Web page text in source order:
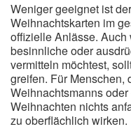
Weniger geeignet ist
Weihnachtskarten im
offizielle Anlässe.
besinnliche oder
vermitteln möchtest,
greifen. Für Menschen,
Weihnachtsmanns
Weihnachten nichts
zu oberflächlich wirken.